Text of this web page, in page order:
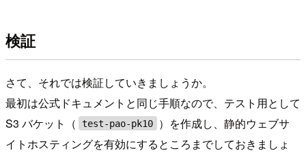
検証
さて、それでは検証していきましょうか。
最初は公式ドキュメントと同じ手順なので、テスト用として
S3 バケット（
test-pao-pk10
）を作成し、静的ウェブサ
イトホスティングを有効にするところまでしておきましょ